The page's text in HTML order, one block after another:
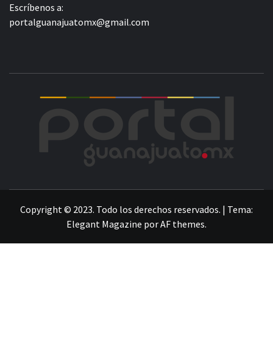
Escríbenos a:
portalguanajuatomx@gmail.com
Copyright © 2023. Todo los derechos reservados. | Tema:
Elegant Magazine porAF themes.